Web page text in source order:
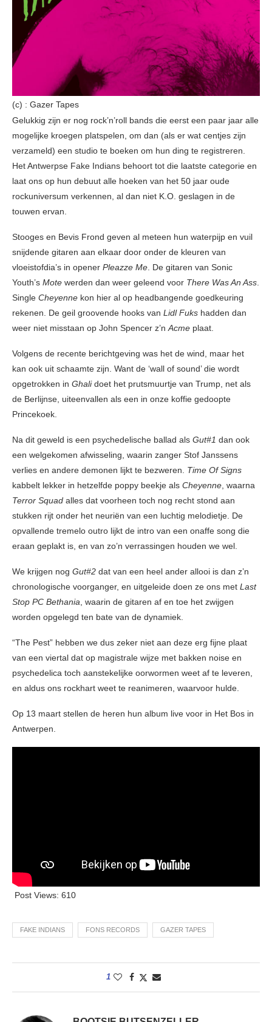
(c) : Gazer Tapes
Gelukkig zijn er nog rock’n’roll bands die eerst een paar jaar alle
mogelijke kroegen platspelen, om dan (als er wat centjes zijn
verzameld) een studio te boeken om hun ding te registreren.
Het Antwerpse Fake Indians behoort tot die laatste categorie en
laat ons op hun debuut alle hoeken van het 50 jaar oude
rockuniversum verkennen, al dan niet K.O. geslagen in de
touwen ervan.
Stooges en Bevis Frond geven al meteen hun waterpijp en vuil
snijdende gitaren aan elkaar door onder de kleuren van
vloeistofdia’s in opener Pleazze Me. De gitaren van Sonic
Youth’s Mote werden dan weer geleend voor There Was An Ass.
Single Cheyenne kon hier al op headbangende goedkeuring
rekenen. De geil groovende hooks van Lidl Fuks hadden dan
weer niet misstaan op John Spencer z’nAcme plaat.
Volgens de recente berichtgeving was het de wind, maar het
kan ook uit schaamte zijn. Want de ‘wall of sound’ die wordt
opgetrokken in Ghalidoet het prutsmuurtje van Trump, net als
de Berlijnse, uiteenvallen als een in onze koffie gedoopte
Princekoek.
Na dit geweld is een psychedelische ballad als Gut#1 dan ook
een welgekomen afwisseling, waarin zanger Stof Janssens
verlies en andere demonen lijkt te bezweren. Time Of Signs
kabbelt lekker in hetzelfde poppy beekje als Cheyenne, waarna
Terror Squad alles dat voorheen toch nog recht stond aan
stukken rijt onder het neuriën van een luchtig melodietje. De
opvallende tremelo outro lijkt de intro van een onaffe song die
eraan geplakt is, en van zo’n verrassingen houden we wel.
We krijgen nog Gut#2 dat van een heel ander allooi is dan z’n
chronologische voorganger, en uitgeleide doen ze ons met Last
Stop PC Bethania, waarin de gitaren af en toe het zwijgen
worden opgelegd ten bate van de dynamiek.
“The Pest” hebben we dus zeker niet aan deze erg fijne plaat
van een viertal dat op magistrale wijze met bakken noise en
psychedelica toch aanstekelijke oorwormen weet af te leveren,
en aldus ons rockhart weet te reanimeren, waarvoor hulde.
Op 13 maart stellen de heren hun album live voor in Het Bos in
Antwerpen.
Post Views: 610
FAKE INDIANS FONS RECORDS GAZER TAPES
1